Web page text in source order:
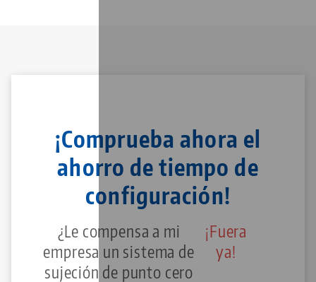
¡Comprueba ahora el
ahorro de tiempo de
configuración!
¿Le compensa a mi
empresa un sistema de
sujeción de punto cero
¡Fuera
ya!